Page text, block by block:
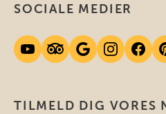
TILMELD DIG VORES
SOCIALE MEDIER